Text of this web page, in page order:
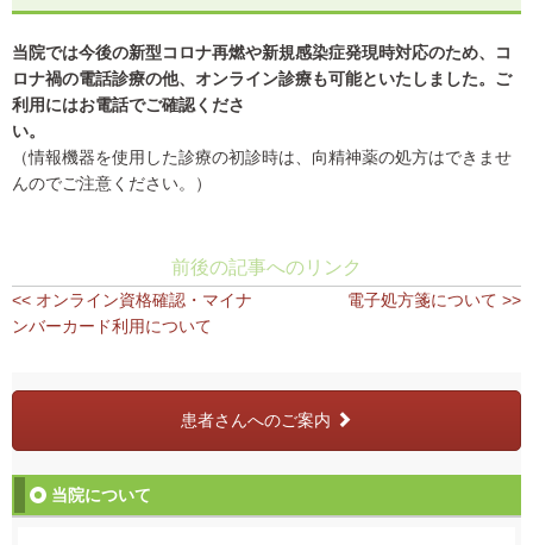
当院では今後の新型コロナ再燃や新規感染症発現時対応のため、コ
ロナ禍の電話診療の他、オンライン診療も可能といたしました。ご
利用にはお電話でご確認くださ
い。
（情報機器を使用した診療の初診時は、向精神薬の処方はできませ
んのでご注意ください。）
前後の記事へのリンク
<< オンライン資格確認・マイナ
ンバーカード利用について
電子処方箋について >>
患者さんへのご案内
当院について